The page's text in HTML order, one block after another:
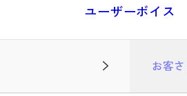
ユーザーボイス
お客